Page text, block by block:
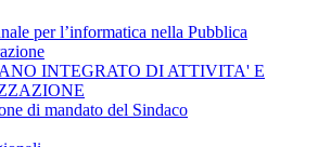
per l’informatica nella Pubblica
INTEGRATO DI ATTIVITA' E
di mandato del Sindaco